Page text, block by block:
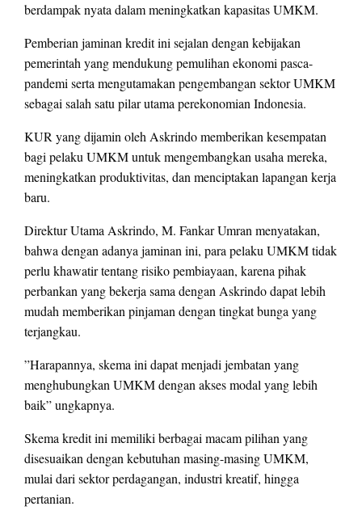
berdampak nyata dalam meningkatkan kapasitas UMKM.
Pemberian jaminan kredit ini sejalan dengan kebijakan
pemerintah yang mendukung pemulihan ekonomi pasca-
pandemi serta mengutamakan pengembangan sektor UMKM
sebagai salah satu pilar utama perekonomian Indonesia.
KUR yang dijamin oleh Askrindo memberikan kesempatan
bagi pelaku UMKM untuk mengembangkan usaha mereka,
meningkatkan produktivitas, dan menciptakan lapangan kerja
baru.
Direktur Utama Askrindo, M. Fankar Umran menyatakan,
bahwa dengan adanya jaminan ini, para pelaku UMKM tidak
perlu khawatir tentang risiko pembiayaan, karena pihak
perbankan yang bekerja sama dengan Askrindo dapat lebih
mudah memberikan pinjaman dengan tingkat bunga yang
terjangkau.
”Harapannya, skema ini dapat menjadi jembatan yang
menghubungkan UMKM dengan akses modal yang lebih
baik” ungkapnya.
Skema kredit ini memiliki berbagai macam pilihan yang
disesuaikan dengan kebutuhan masing-masing UMKM,
mulai dari sektor perdagangan, industri kreatif, hingga
pertanian.